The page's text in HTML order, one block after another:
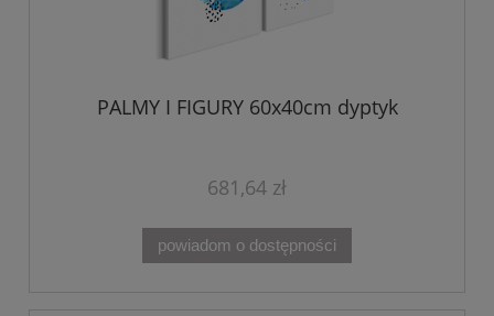
PALMY I FIGURY 60x40cm dyptyk
681,64 zł
powiadom o dostępności